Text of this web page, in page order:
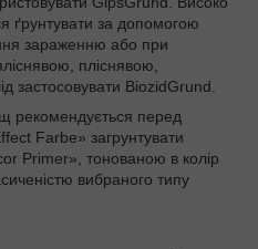
ґрунтувати за допомогою
зараженню або при
пліснявою,
застосовувати BiozidGrund.
рекомендується перед
Farbe» загрунтувати
Primer», тонованою в колір
вибраного типу